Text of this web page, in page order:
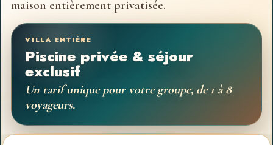
maison entièrement privatisée.
VILLA ENTIÈRE
Piscine privée & séjour
exclusif
Un tarif unique pour votre groupe, de 1 à 8
voyageurs.